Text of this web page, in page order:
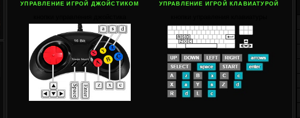
УПРАВЛЕНИЕ ИГРОЙ ДЖОЙСТИКОМ УПРАВЛЕНИЕ ИГРОЙ КЛАВИАТУРОЙ